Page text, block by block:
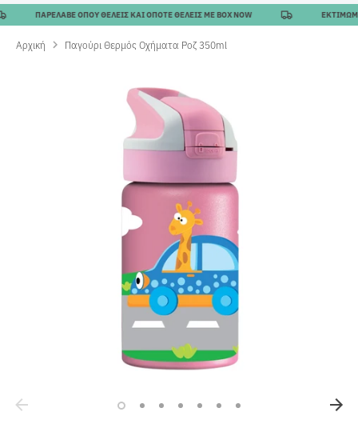
ΠΑΡΕΛΑΒΕ ΟΠΟΥ ΘΕΛΕΙΣ ΚΑΙ ΟΠΟΤΕ ΘΕΛΕΙΣ ΜΕ BOX NOW
Αρχική Παγούρι Θερμός Οχήματα Ροζ 350ml